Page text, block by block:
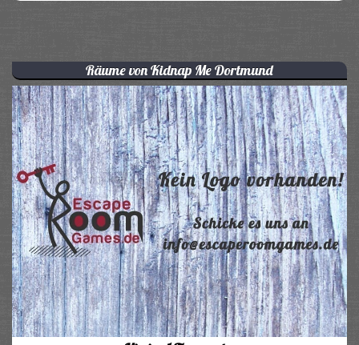
Räume von Kidnap Me Dortmund